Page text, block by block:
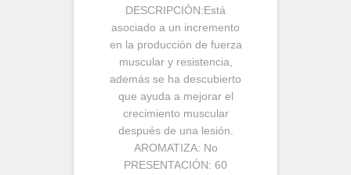
DESCRIPCIÓN:Está
asociado a un incremento
en la producción de fuerza
muscular y resistencia,
además se ha descubierto
que ayuda a mejorar el
crecimiento muscular
después de una lesión.
AROMATIZA: No
PRESENTACIÓN: 60